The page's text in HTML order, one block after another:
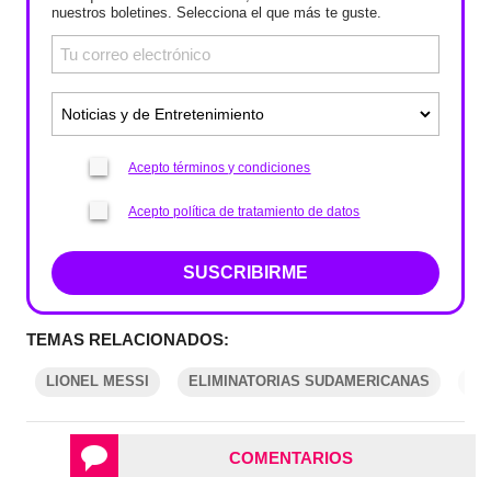
nuestros boletines. Selecciona el que más te guste.
Acepto términos y condiciones
Acepto política de tratamiento de datos
SUSCRIBIRME
TEMAS RELACIONADOS:
LIONEL MESSI ELIMINATORIAS SUDAMERICANAS
COMENTARIOS